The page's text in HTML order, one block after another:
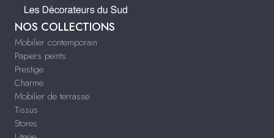
NOS COLLECTIONS
Mobilier contemporain
Papiers peints
Prestige
Charme
Mobilier de terrasse
Tissus
Stores